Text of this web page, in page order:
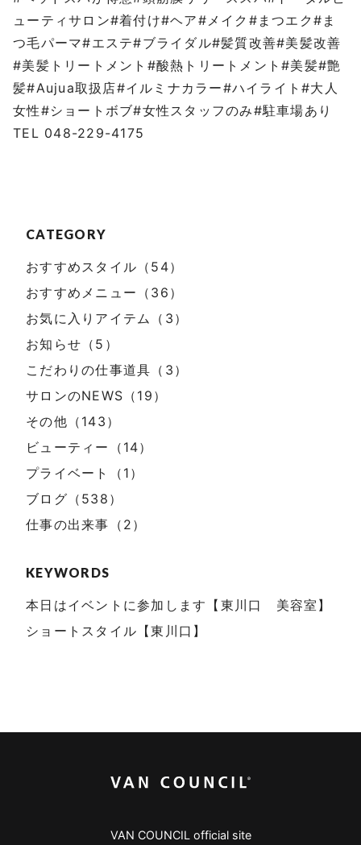
CATEGORY
おすすめスタイル（54）
おすすめメニュー（36）
お気に入りアイテム（3）
お知らせ（5）
こだわりの仕事道具（3）
サロンのNEWS（19）
その他（143）
ビューティー（14）
プライベート（1）
ブログ（538）
仕事の出来事（2）
KEYWORDS
本日はイベントに参加します【東川口 美容室】
ショートスタイル【東川口】
ューティサロン#着付け#ヘア#メイク#まつエク#ま
つ毛パーマ#エステ#ブライダル#髪質改善#美髪改善
#美髪トリートメント#酸熱トリートメント#美髪#艶
髪#Aujua取扱店#イルミナカラー#ハイライト#大人
女性#ショートボブ#女性スタッフのみ#駐車場あり
TEL 048-229-4175
VAN COUNCIL official site